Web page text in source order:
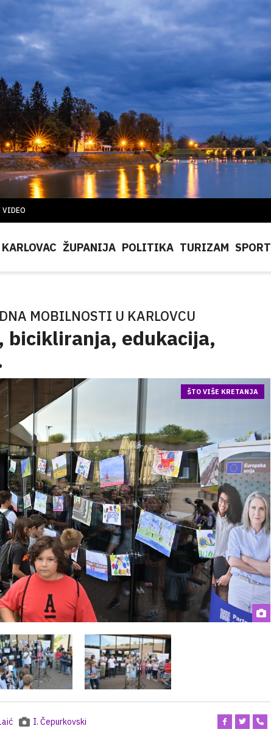
VIDEO
KARLOVAC ŽUPANIJA POLITIKA TURIZAM SPORT
MOBILNOSTI U KARLOVCU
bicikliranja, edukacija,
ŠTO VIŠE KRETANJA
I. Čepurkovski